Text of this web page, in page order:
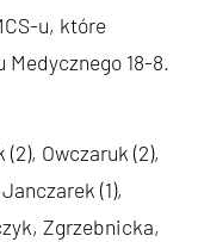
u, które
Medycznego 18-8.
Owczaruk (2),
(1),
Zgrzebnicka,